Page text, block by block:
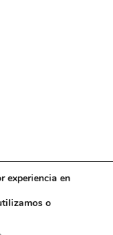
experiencia en
o